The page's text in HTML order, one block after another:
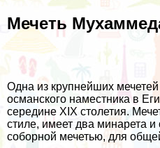
Мечеть
Одна из крупнейших
османского наместника в
середине XIX столетия.
стиле, имеет два минарета
соборной мечетью, для